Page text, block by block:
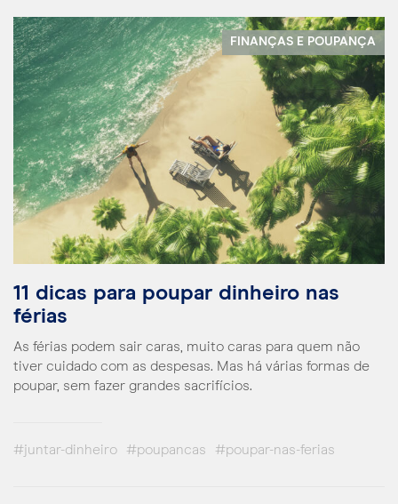
FINANÇAS E POUPANÇA
11 dicas para poupar dinheiro nas
férias
As férias podem sair caras, muito caras para quem não
tiver cuidado com as despesas. Mas há várias formas de
poupar, sem fazer grandes sacrifícios.
#juntar-dinheiro #poupancas #poupar-nas-ferias